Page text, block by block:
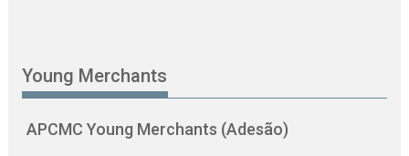
Young Merchants
APCMC Young Merchants (Adesão)